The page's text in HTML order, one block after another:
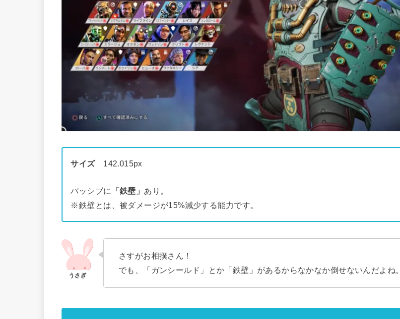
サイズ142.015px
パッシブに 「鉄壁」 あり。
※鉄壁とは、被ダメージが15%減少する能力です。
さすがお相撲さん！
でも、「ガンシールド」とか「鉄壁」があるからなかなか倒せないんだよね。